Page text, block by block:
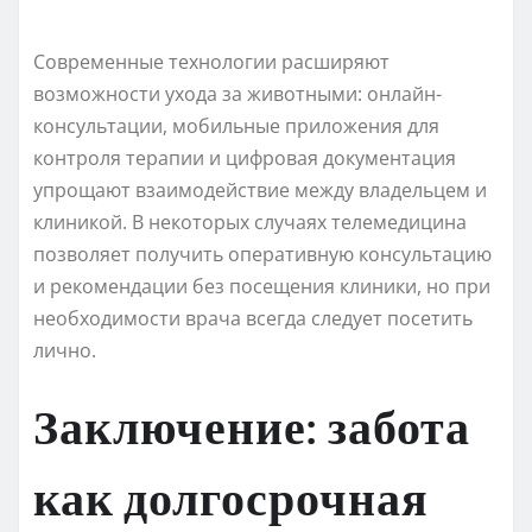
Современные технологии расширяют
возможности ухода за животными: онлайн-
консультации, мобильные приложения для
контроля терапии и цифровая документация
упрощают взаимодействие между владельцем и
клиникой. В некоторых случаях телемедицина
позволяет получить оперативную консультацию
и рекомендации без посещения клиники, но при
необходимости врача всегда следует посетить
лично.
Заключение: забота
как долгосрочная